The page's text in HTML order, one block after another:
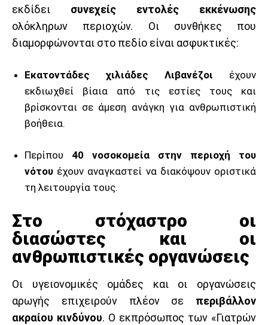
εκδίδει συνεχείς εντολές εκκένωσης
ολόκληρων περιοχών. Οι συνθήκες που
διαμορφώνονται στο πεδίο είναι ασφυκτικές:
Εκατοντάδες χιλιάδες Λιβανέζοι έχουν
εκδιωχθεί βίαια από τις εστίες τους και
βρίσκονται σε άμεση ανάγκη για ανθρωπιστική
βοήθεια.
Περίπου 40 νοσοκομεία στην περιοχή του
νότου έχουν αναγκαστεί να διακόψουν οριστικά
τη λειτουργία τους.
Στο στόχαστρο οι
διασώστες και οι
ανθρωπιστικές οργανώσεις
Οι υγειονομικές ομάδες και οι οργανώσεις
αρωγής επιχειρούν πλέον σε περιβάλλον
ακραίου κινδύνου. Ο εκπρόσωπος των «Γιατρών